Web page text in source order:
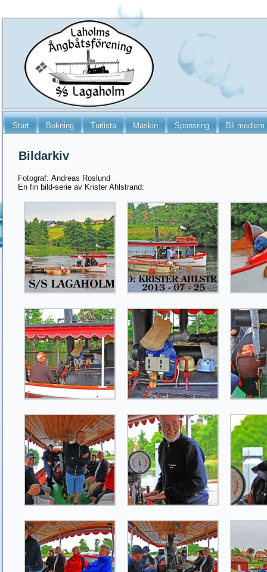
Start Bokning Turlista Maskin Sponsring Bli medlem
Bildarkiv
Fotograf: Andreas Roslund
En fin bild-serie av Krister Ahlstrand: